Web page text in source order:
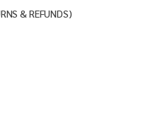
& REFUNDS)